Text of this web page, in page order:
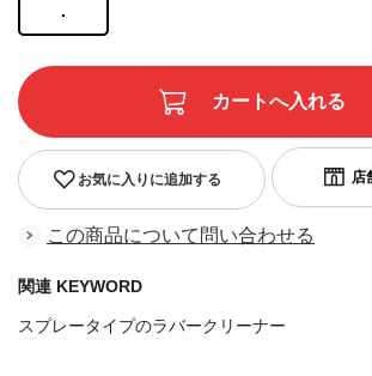
.
お気に入りに追加する
この商品について問い合わせる
関連 KEYWORD
スプレータイプのラバークリーナー